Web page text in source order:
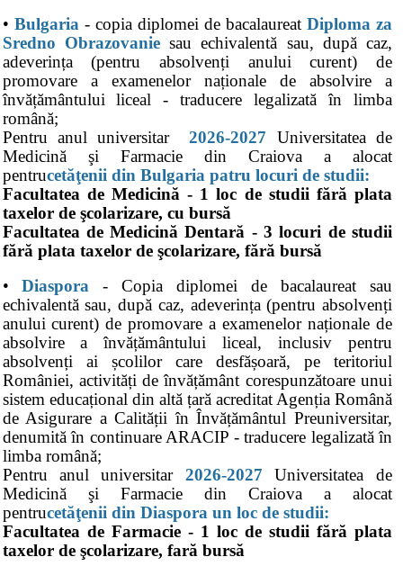
• Bulgaria- copia diplomei de bacalaureat Diploma za
Sredno Obrazovaniesau echivalentă sau, după caz,
adeverința (pentru absolvenți anului curent) de
promovare a examenelor naționale de absolvire a
învățământului liceal - traducere legalizată în limba
română;
Pentru anul universitar
2026-2027 Universitatea de
Medicină şi Farmacie din Craiova a alocat
pentrucetăţenii din Bulgaria patru locuri de studii:
Facultatea de Medicină - 1 loc de studii fără plata
taxelor de şcolarizare, cu bursă
Facultatea de Medicină Dentară - 3 locuri de studii
fără plata taxelor de şcolarizare, fără bursă
•Diaspora- Copia diplomei de bacalaureat sau
echivalentă sau, după caz, adeverința (pentru absolvenți
anului curent) de promovare a examenelor naționale de
absolvire a învățământului liceal, inclusiv pentru
absolvenți ai școlilor care desfășoară, pe teritoriul
României, activități de învățământ corespunzătoare unui
sistem educațional din altă țară acreditat Agenția Română
de Asigurare a Calității în Învățământul Preuniversitar,
denumită în continuare ARACIP - traducere legalizată în
limba română;
Pentru anul universitar 2026-2027Universitatea de
Medicină şi Farmacie din Craiova a alocat
pentrucetăţenii din Diaspora un loc de studii:
Facultatea de Farmacie - 1 loc de studii fără plata
taxelor de şcolarizare, fară bursă